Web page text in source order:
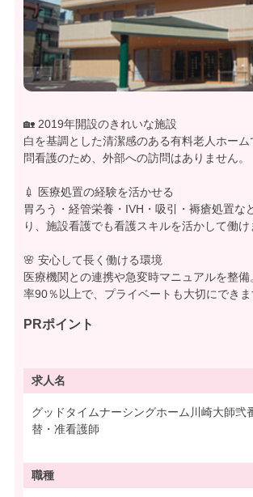
🏡 2019年開設のきれいな施設
白を基調とした清潔感のある有料老人ホー
問看護のため、外部への訪問はありません。
💉 医療処置の経験を活かせる
胃ろう・経管栄養・IVH・吸引・褥瘡処置な
り、施設看護でも看護スキルを活かして働け
🌸 安心して長く働ける環境
医療機関との連携や急変時マニュアルを整
率90％以上で、プライベートも大切にできま
PRポイント
求人名
グッドタイムナーシングホーム川崎大師
替・准看護師
職種